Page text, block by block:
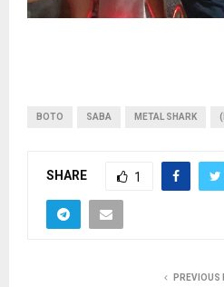
BOTO SABA METAL SHARK
SHARE 1
PREVIOUS